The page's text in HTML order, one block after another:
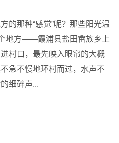
的那种“感觉”呢？那些阳光温
地方——霞浦县盐田畲族乡上
村口，最先映入眼帘的大概
急不慢地环村而过，水声不
细碎声...